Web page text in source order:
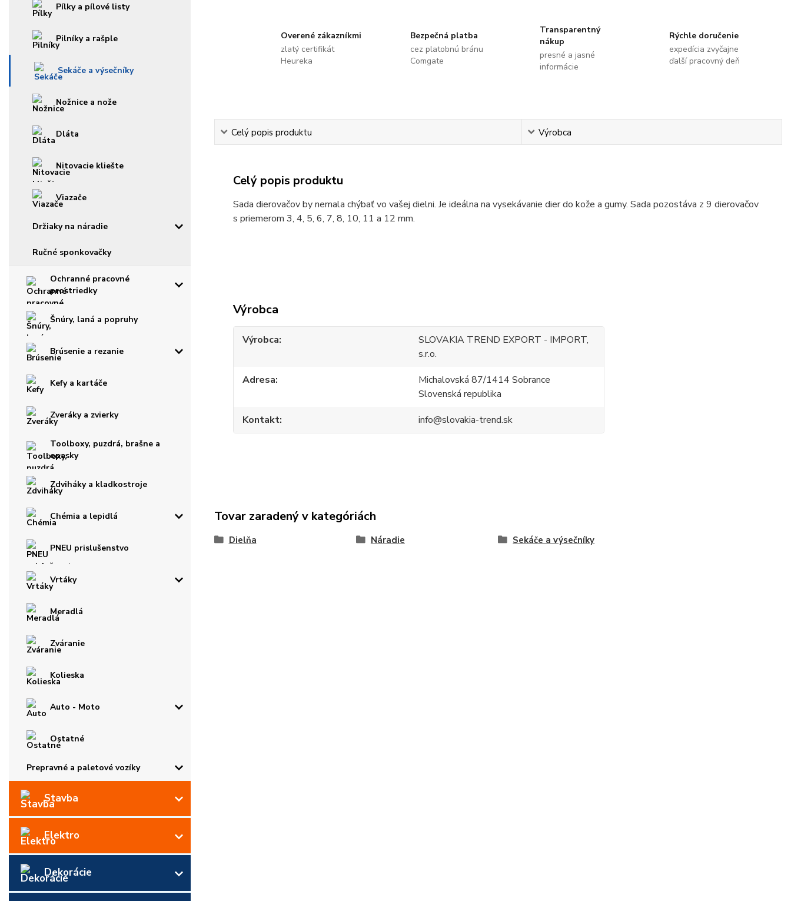
Pílky a pílové listy
Pilníky a rašple
Sekáče a výsečníky
Nožnice a nože
Dláta
Nitovacie kliešte
Viazače
Držiaky na náradie
Ručné sponkovačky
Ochranné pracovné
prostriedky
Šnúry, laná a popruhy
Brúsenie a rezanie
Kefy a kartáče
Zveráky a zvierky
Toolboxy, puzdrá, brašne a
opasky
Zdviháky a kladkostroje
Chémia a lepidlá
PNEU prislušenstvo
Vrtáky
Meradlá
Zváranie
Kolieska
Auto - Moto
Ostatné
Prepravné a paletové vozíky
Stavba
Elektro
Dekorácie
Overené zákazníkmi
zlatý certifikát
Heureka
Bezpečná platba
cez platobnú bránu
Comgate
Transparentný
nákup
presné a jasné
informácie
Rýchle doručenie
expedícia zvyčajne
ďalší pracovný deň
Celý popis produktu Výrobca
Celý popis produktu
Sada dierovačov by nemala chýbať vo vašej dielni. Je ideálna na vysekávanie dier do kože a gumy. Sada pozostáva z 9 dierovačov
s priemerom 3, 4, 5, 6, 7, 8, 10, 11 a 12 mm.
Výrobca
Výrobca
SLOVAKIA TREND EXPORT - IMPORT,
s.r.o.
Adresa
Michalovská 87/1414 Sobrance
Slovenská republika
Kontakt
info@slovakia-trend.sk
Tovar zaradený v kategóriách
Dielňa Náradie Sekáče a výsečníky